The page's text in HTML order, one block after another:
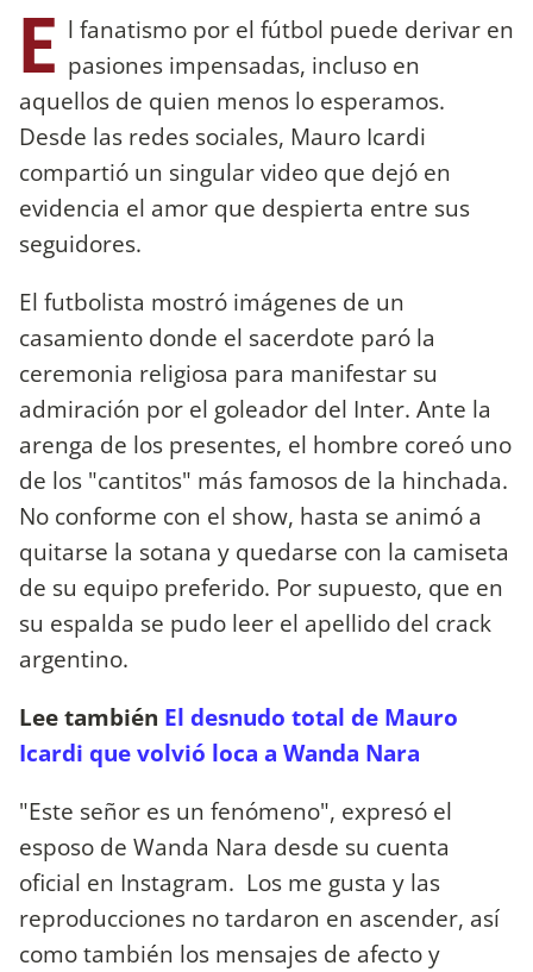
E l fanatismo por el fútbol puede derivar en
pasiones impensadas, incluso en
aquellos de quien menos lo esperamos.
Desde las redes sociales, Mauro Icardi
compartió un singular video que dejó en
evidencia el amor que despierta entre sus
seguidores.
El futbolista mostró imágenes de un
casamiento donde el sacerdote paró la
ceremonia religiosa para manifestar su
admiración por el goleador del Inter. Ante la
arenga de los presentes, el hombre coreó uno
de los "cantitos" más famosos de la hinchada.
No conforme con el show, hasta se animó a
quitarse la sotana y quedarse con la camiseta
de su equipo preferido. Por supuesto, que en
su espalda se pudo leer el apellido del crack
argentino.
Lee también El desnudo total de Mauro
Icardi que volvió loca a Wanda Nara
"Este señor es un fenómeno", expresó el
esposo de Wanda Nara desde su cuenta
oficial en Instagram. Los me gusta y las
reproducciones no tardaron en ascender, así
como también los mensajes de afecto y